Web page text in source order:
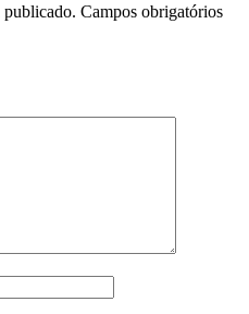
publicado. Campos obrigatórios